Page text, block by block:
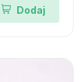
Dodaj